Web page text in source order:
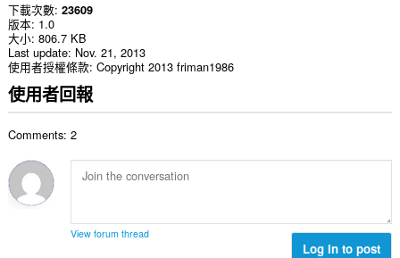
下載次數 23609
版本 1.0
大小 806.7 KB
Last update Nov. 21, 2013
使用者授權條款 Copyright 2013 friman1986
使用者回報
Comments: 2
View forum thread
Log in to post